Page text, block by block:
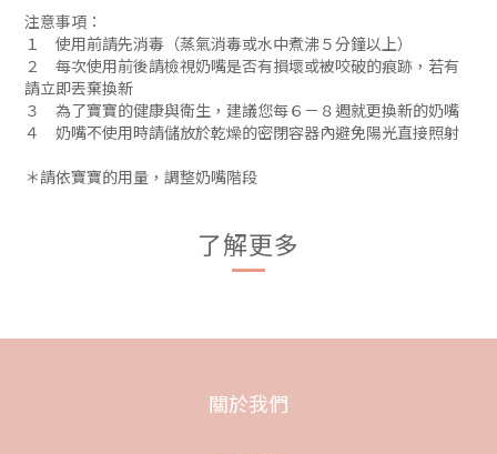
注意事項：
１ 使用前請先消毒（蒸氣消毒或水中煮沸５分鐘以上）
２ 每次使用前後請檢視奶嘴是否有損壞或被咬破的痕跡，若有
請立即丟棄換新
３ 為了寶寶的健康與衛生，建議您每６－８週就更換新的奶嘴
４ 奶嘴不使用時請儲放於乾燥的密閉容器內避免陽光直接照射
＊請依寶寶的用量，調整奶嘴階段
了解更多
關於我們